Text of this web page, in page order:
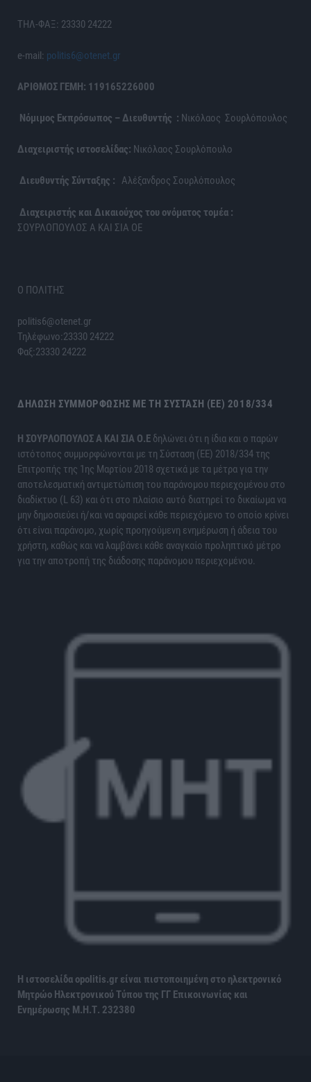
ΤΗΛ-ΦΑΞ: 23330 24222
e-mail: politis6@otenet.gr
ΑΡΙΘΜΟΣ ΓΕΜΗ: 119165226000
Νόμιμος Εκπρόσωπος – Διευθυντής : Νικόλαος Σουρλόπουλος
Διαχειριστής ιστοσελίδας: Νικόλαος Σουρλόπουλο
Διευθυντής Σύνταξης : Αλέξανδρος Σουρλόπουλος
Διαχειριστής και Δικαιούχος του ονόματος τομέα :
ΣΟΥΡΛΟΠΟΥΛΟΣ Α ΚΑΙ ΣΙΑ ΟΕ
Ο ΠΟΛΙΤΗΣ
politis6@otenet.gr
Τηλέφωνο:23330 24222
Φαξ:23330 24222
ΔΉΛΩΣΗ ΣΥΜΜΌΡΦΩΣΗΣ ΜΕ ΤΗ ΣΎΣΤΑΣΗ (ΕΕ) 2018/334
H ΣΟΥΡΛΟΠΟΥΛΟΣ Α ΚΑΙ ΣΙΑ Ο.Ε δηλώνει ότι η ίδια και ο παρών
ιστότοπος συμμορφώνονται με τη Σύσταση (ΕΕ) 2018/334 της
Επιτροπής της 1ης Μαρτίου 2018 σχετικά με τα μέτρα για την
αποτελεσματική αντιμετώπιση του παράνομου περιεχομένου στο
διαδίκτυο (L 63) και ότι στο πλαίσιο αυτό διατηρεί το δικαίωμα να
μην δημοσιεύει ή/και να αφαιρεί κάθε περιεχόμενο το οποίο κρίνει
ότι είναι παράνομο, χωρίς προηγούμενη ενημέρωση ή άδεια του
χρήστη, καθώς και να λαμβάνει κάθε αναγκαίο προληπτικό μέτρο
για την αποτροπή της διάδοσης παράνομου περιεχομένου.
Η ιστοσελίδα opolitis.gr είναι πιστοποιημένη στο ηλεκτρονικό
Μητρώο Ηλεκτρονικού Τύπου της ΓΓ Επικοινωνίας και
Ενημέρωσης Μ.Η.Τ. 232380